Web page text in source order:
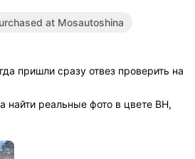
at Mosautoshina
пришли сразу отвез проверить на
найти реальные фото в цвете BH,